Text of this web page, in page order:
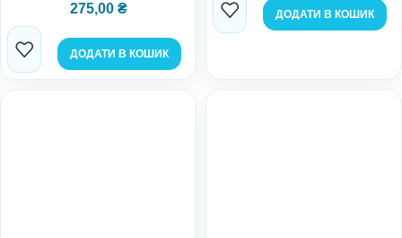
275,00 ₴
ДОДАТИ В КОШИК
ДОДАТИ В КОШИК